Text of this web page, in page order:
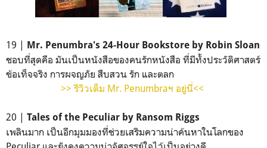
19 | Mr. Penumbra's 24-Hour Bookstore by Robin Sloan
ชอบที่สุดคือ มันเป็นหนังสือของคนรักหนังสือ ที่มีทั้งประวัติศาสตร์
ข้อเท็จจริง การผจญภัย สืบสวน รัก และตลก
>> รีวิวเต็ม Mr. Penumbraฯ อยู่นี่<<
20 | Tales of the Peculiar by Ransom Riggs
เพลินมาก เป็นอีกมุมมองที่ช่วยเสริมความน่าค้นหาในโลกของ